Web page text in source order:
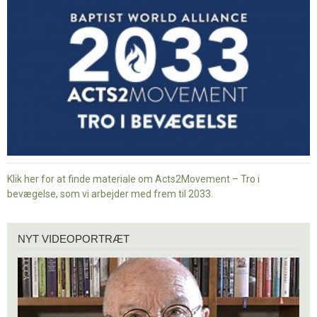
Klik her for at finde materiale om Acts2Movement – Tro i
bevægelse, som vi arbejder med frem til 2033.
videoportræt
NYT VIDEOPORTRÆT